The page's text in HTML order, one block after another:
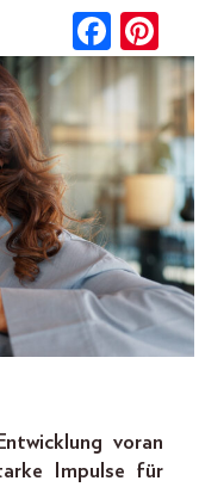
voran
Impulse für